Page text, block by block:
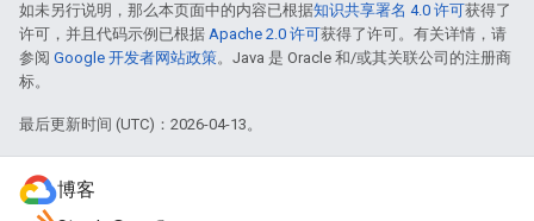
如未另行说明，那么本页面中的内容已根据知识共享署名 4.0 许可获得了
许可，并且代码示例已根据 Apache 2.0 许可获得了许可。有关详情，请
参阅 Google 开发者网站政策。Java 是 Oracle 和/或其关联公司的注册商
标。
最后更新时间 (UTC)：2026-04-13。
博客